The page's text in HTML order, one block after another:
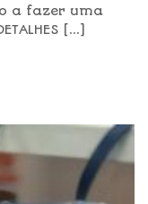
a fazer uma
[...]